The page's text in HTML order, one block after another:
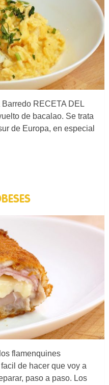
RECETA DEL
de bacalao. Se trata
de Europa, en especial
flamenquines
de hacer que voy a
paso a paso. Los